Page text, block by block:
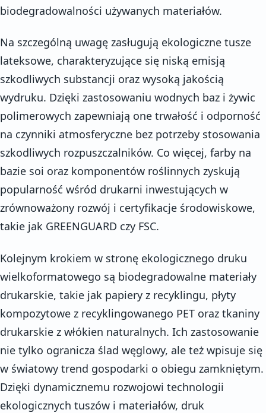
biodegradowalności używanych materiałów.
Na szczególną uwagę zasługują ekologiczne tusze
lateksowe, charakteryzujące się niską emisją
szkodliwych substancji oraz wysoką jakością
wydruku. Dzięki zastosowaniu wodnych baz i żywic
polimerowych zapewniają one trwałość i odporność
na czynniki atmosferyczne bez potrzeby stosowania
szkodliwych rozpuszczalników. Co więcej, farby na
bazie soi oraz komponentów roślinnych zyskują
popularność wśród drukarni inwestujących w
zrównoważony rozwój i certyfikacje środowiskowe,
takie jak GREENGUARD czy FSC.
Kolejnym krokiem w stronę ekologicznego druku
wielkoformatowego są biodegradowalne materiały
drukarskie, takie jak papiery z recyklingu, płyty
kompozytowe z recyklingowanego PET oraz tkaniny
drukarskie z włókien naturalnych. Ich zastosowanie
nie tylko ogranicza ślad węglowy, ale też wpisuje się
w światowy trend gospodarki o obiegu zamkniętym.
Dzięki dynamicznemu rozwojowi technologii
ekologicznych tuszów i materiałów, druk